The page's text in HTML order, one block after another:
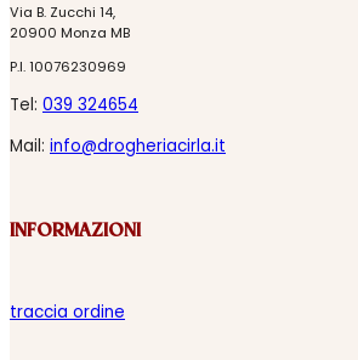
Via B. Zucchi 14,
20900 Monza MB
P.I. 10076230969
Tel: 039 324654
Mail: info@drogheriacirla.it
INFORMAZIONI
traccia ordine